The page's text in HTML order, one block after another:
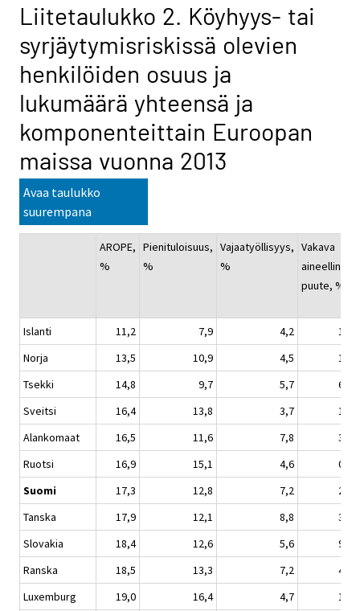
Liitetaulukko 2. Köyhyys- tai
syrjäytymisriskissä olevien
henkilöiden osuus ja
lukumäärä yhteensä ja
komponenteittain Euroopan
maissa vuonna 2013
Avaa taulukko
suurempana
AROPE,
%
Pienituloisuus,
%
Vajaatyöllisyys,
%
Vakava
aineellinen
puute, %
Islanti 11,2 7,9 4,2
1,4
Norja
13,5 10,9 4,5
1,2
Tsekki
14,8 9,7 5,7
6,7
Sveitsi
16,4 13,8 3,7
1,3
Alankomaat
16,5 11,6 7,8
3,2
Ruotsi
16,9 15,1 4,6
0,7
Suomi
17,3 12,8 7,2
2,8
Tanska
17,9 12,1 8,8
3,2
Slovakia
18,4 12,6 5,6
9,9
Ranska
18,5 13,3 7,2
4,8
Luxemburg
19,0 16,4 4,7
1,4